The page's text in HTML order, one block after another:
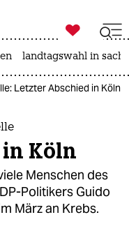

taz zahl ich
landtagswahl in
Letzter Abschied in Köln
Köln
Menschen des
Politikers Guido
März an Krebs.